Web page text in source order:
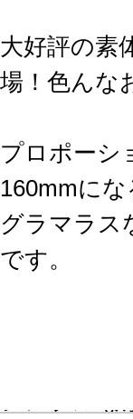
大好評の素
場！色んな
プロポーシ
160mmにな
グラマラス
です。
ンナーウ